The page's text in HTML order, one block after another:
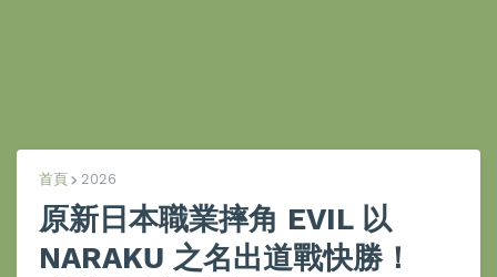
首頁 2026
原新日本職業摔角 EVIL 以
NARAKU 之名出道戰快勝！